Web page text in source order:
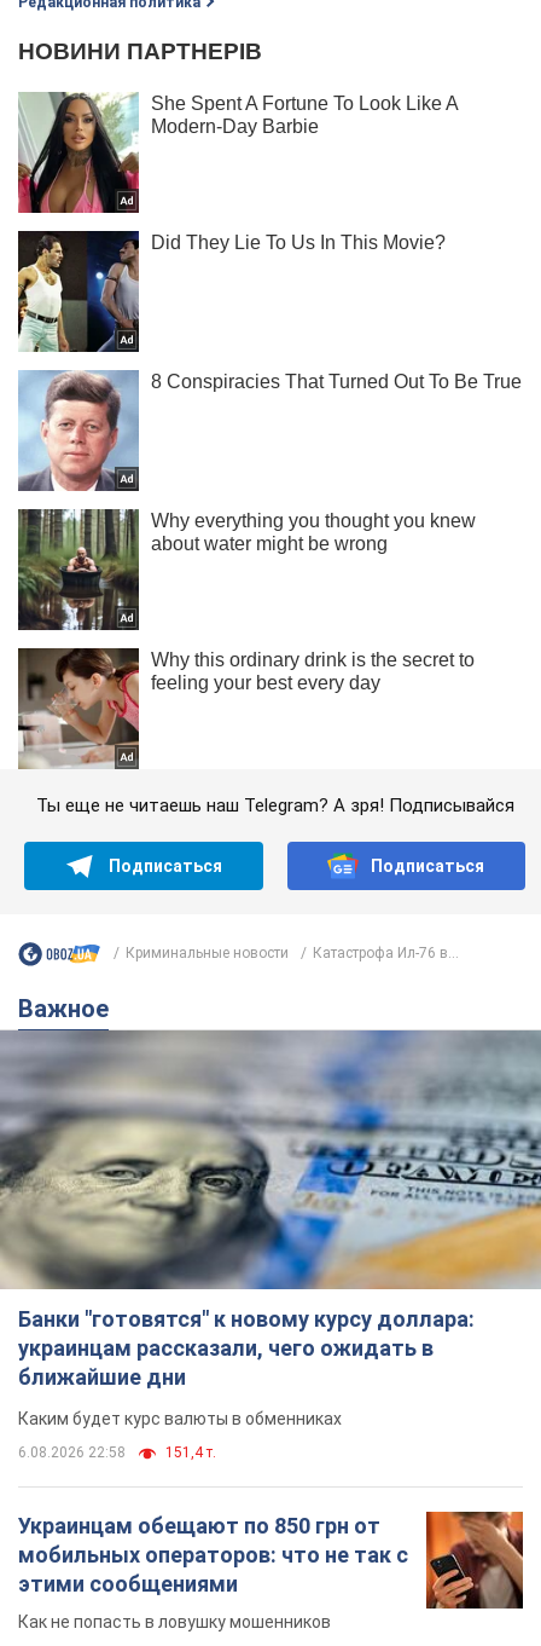
Ты еще не читаешь наш Telegram? А зря! Подписывайся
Подписаться Подписаться
Криминальные новости Катастрофа Ил-76 в...
Важное
Банки "готовятся" к новому курсу доллара:
украинцам рассказали, чего ожидать в
ближайшие дни
Каким будет курс валюты в обменниках
6.08.2026 22:58 151,4 т.
Украинцам обещают по 850 грн от
мобильных операторов: что не так с
этими сообщениями
Как не попасть в ловушку мошенников